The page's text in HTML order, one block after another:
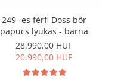
249 -es férfi Doss bőr
papucs lyukas - barna
28.990,00 HUF
20.990,00 HUF